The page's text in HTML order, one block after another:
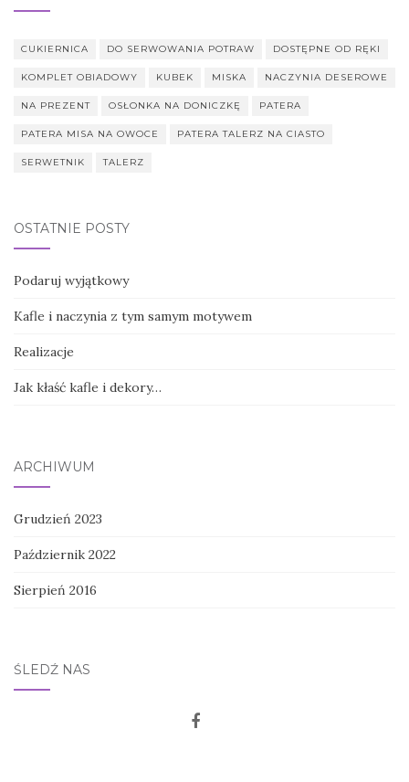
CUKIERNICA DO SERWOWANIA POTRAW DOSTĘPNE OD RĘKI
KOMPLET OBIADOWY KUBEK MISKA NACZYNIA DESEROWE
NA PREZENT OSŁONKA NA DONICZKĘ PATERA
PATERA MISA NA OWOCE PATERA TALERZ NA CIASTO
SERWETNIK TALERZ
OSTATNIE POSTY
Podaruj wyjątkowy
Kafle i naczynia z tym samym motywem
Realizacje
Jak kłaść kafle i dekory…
ARCHIWUM
Grudzień 2023
Październik 2022
Sierpień 2016
ŚLEDŹ NAS